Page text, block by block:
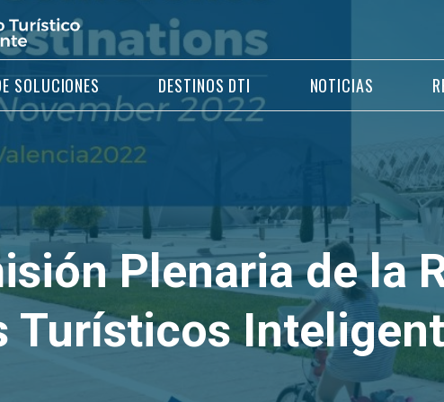
SOLUCIONES DESTINOS DTI NOTICIAS
Plenaria de la
Turísticos